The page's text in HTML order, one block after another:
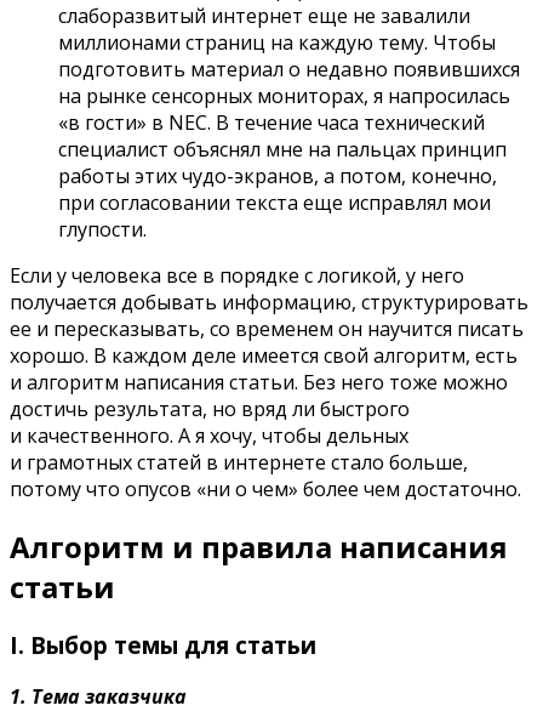
слаборазвитый интернет еще не завалили
миллионами страниц на каждую тему. Чтобы
подготовить материал о недавно появившихся
на рынке сенсорных мониторах, я напросилась
«в гости» в NEC. В течение часа технический
специалист объяснял мне на пальцах принцип
работы этихчудо-экранов, а потом, конечно,
при согласовании текста еще исправлял мои
глупости.
Если у человека все в порядке с логикой, у него
получается добывать информацию, структурировать
ее и пересказывать, со временем он научится писать
хорошо. В каждом деле имеется свой алгоритм, есть
и алгоритм написания статьи. Без него тоже можно
достичь результата, но вряд ли быстрого
и качественного. А я хочу, чтобы дельных
и грамотных статей в интернете стало больше,
потому что опусов «ни о чем» более чем достаточно.
Алгоритм и правила написания
статьи
I. Выбор темы для статьи
1. Тема заказчика